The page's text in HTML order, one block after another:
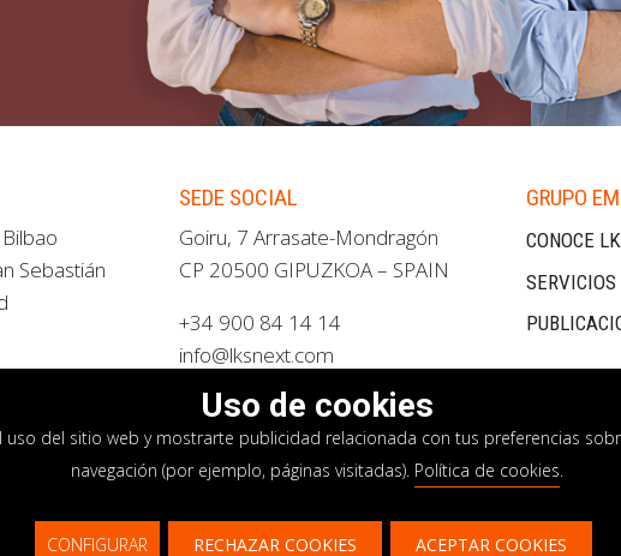
Bilbao
Sebastián
SEDE SOCIAL
Goiru, 7 Arrasate-Mondragón
CP 20500 GIPUZKOA – SPAIN
+34 900 84 14 14
info@lksnext.com
GRUPO
CONOCE
SERVICIOS
de privacidad Política de cookies Sistema interno
Uso de cookies
del sitio web y mostrarte publicidad relacionada con tus preferencias
navegación (por ejemplo, páginas visitadas). Política de cookies.
CONFIGURAR RECHAZAR COOKIES ACEPTAR COOKIES